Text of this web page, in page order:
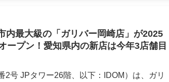
ーポレート・ガバナンス
ー」の新
ガリバー守山店」と「ガリバーひたち海浜
り揃えた大型店舗です。豊富な選択肢とク
客様のおクルマ選びをサポートいたしま
内最大級の「ガリバー岡崎店」が2025
ープン！愛知県内の新店は今年3店舗目
号 JPタワー26階、以下：IDOM）は、ガリ